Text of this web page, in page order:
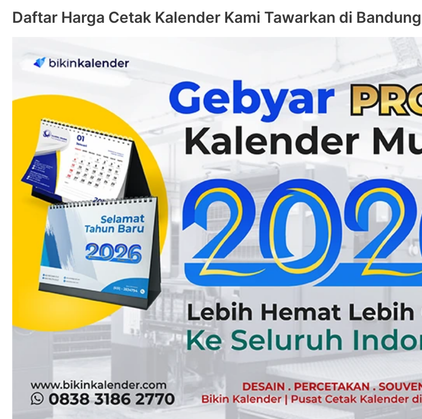
Daftar Harga Cetak Kalender Kami Tawarkan di Bandung